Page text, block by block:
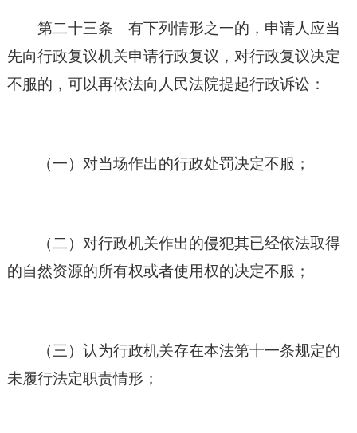
第二十三条 有下列情形之一的，申请人应当
先向行政复议机关申请行政复议，对行政复议决定
不服的，可以再依法向人民法院提起行政诉讼：
（一）对当场作出的行政处罚决定不服；
（二）对行政机关作出的侵犯其已经依法取得
的自然资源的所有权或者使用权的决定不服；
（三）认为行政机关存在本法第十一条规定的
未履行法定职责情形；